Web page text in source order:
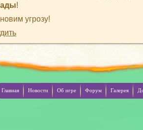
!
угрозу!
Главная Новости Об игре Форум Галерея